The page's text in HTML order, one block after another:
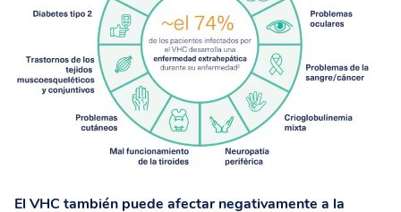
El VHC también puede afectar negativamente a la